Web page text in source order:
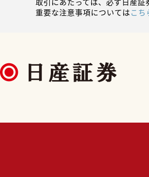
取引にあたっては、必ず日産証
重要な注意事項についてはこち